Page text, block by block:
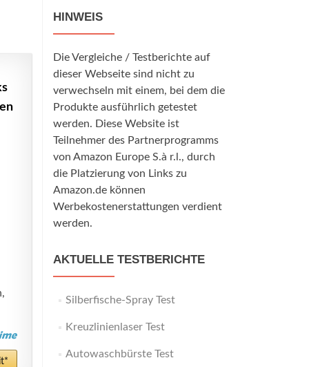
HINWEIS
Die Vergleiche / Testberichte auf
dieser Webseite sind nicht zu
verwechseln mit einem, bei dem die
Produkte ausführlich getestet
werden. Diese Website ist
Teilnehmer des Partnerprogramms
von Amazon Europe S.à r.l., durch
die Platzierung von Links zu
Amazon.de können
Werbekostenerstattungen verdient
werden.
AKTUELLE TESTBERICHTE
Silberfische-Spray Test
Kreuzlinienlaser Test
Autowaschbürste Test